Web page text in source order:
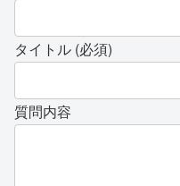
タイトル (必須)
質問内容